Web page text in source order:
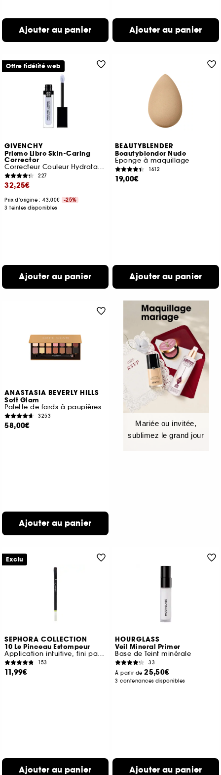
Ajouter au panier Ajouter au panier
GIVENCHY
Prisme Libre Skin-Caring
Corrector
Correcteur Couleur Hydratation 24H
227
32,25€
Prix d'origine : 43,00€
-25%
3 teintes disponibles
Ajouter au panier
Offre fidélité web
BEAUTYBLENDER
Beautyblender Nude
Eponge à maquillage
1612
19,00€
Ajouter au panier
ANASTASIA BEVERLY HILLS
Soft Glam
Palette de fards à paupières
3253
58,00€
Ajouter au panier
Mariée ou invitée,
sublimez le grand jour
SEPHORA COLLECTION
10 Le Pinceau Estompeur
Application intuitive, fini parfait
153
11,99€
Ajouter au panier
Exclu
HOURGLASS
Veil Mineral Primer
Base de Teint minérale
33
À partir de25,50€
3 contenances disponibles
Ajouter au panier